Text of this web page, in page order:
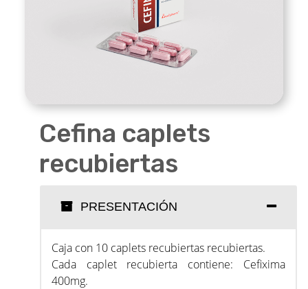
Cefina caplets
recubiertas
PRESENTACIÓN
Caja con 10 caplets recubiertas recubiertas.
Cada caplet recubierta contiene: Cefixima
400mg.